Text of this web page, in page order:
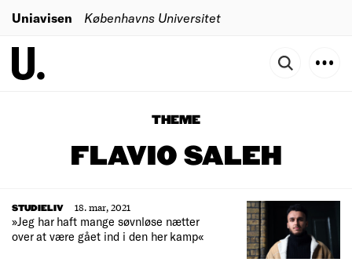
Uniavisen Københavns Universitet
THEME
FLAVIO SALEH
STUDIELIV
18. mar, 2021
»Jeg har haft mange søvnløse nætter
over at være gået ind i den her kamp«